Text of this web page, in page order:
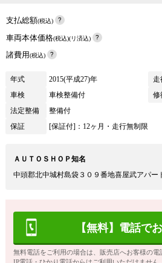
支払総額(税込)
車両本体価格(税込)(リ済込)
諸費用(税込)
年式 2015(平成27)年 走
車検
車検整備付 修
法定整備
整備付
保証
[保証付]：12ヶ月・走行無制限
ＡＵＴＯＳＨＯＰ知名
中頭郡北中城村島袋３０９番地喜屋武アパー
【無料】電話で
無料電話をご利用の場合は、販売店へお客様の電